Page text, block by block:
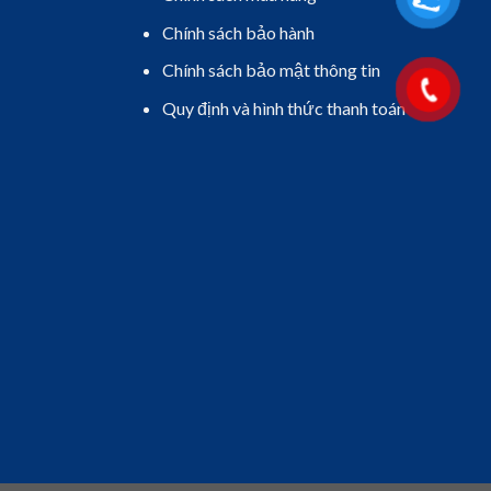
Chính sách bảo hành
Chính sách bảo mật thông tin
Quy định và hình thức thanh toán